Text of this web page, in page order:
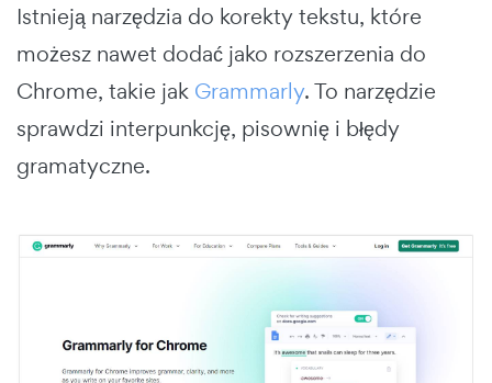
Istnieją narzędzia do korekty tekstu, które
możesz nawet dodać jako rozszerzenia do
Chrome, takie jak Grammarly. To narzędzie
sprawdzi interpunkcję, pisownię i błędy
gramatyczne.